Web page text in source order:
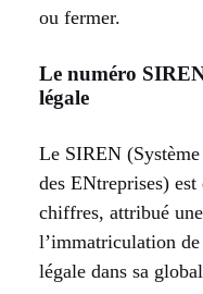
ou fermer.
Le numéro
légale
Le SIREN
des ENtreprises)
chiffres, attribué
l’immatriculation
légale dans sa